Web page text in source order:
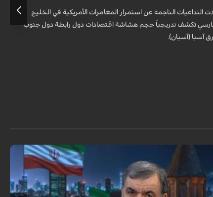
التداعيات الناجمة عن استمرار المغامرات الأمريكية في الخليج
تكشف تدريجياً حجم هشاشة اقتصادات دول رابطة دول جنوب
آسيا (آسيان).